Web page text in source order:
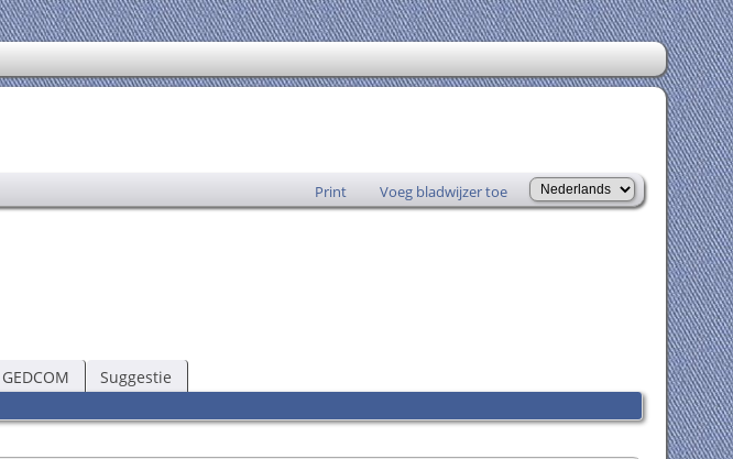
Print Voeg bladwijzer toe
GEDCOM Suggestie